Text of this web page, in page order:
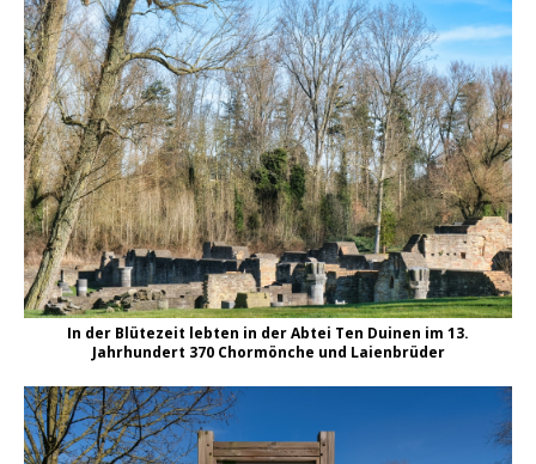
In der Blütezeit lebten in der Abtei Ten Duinen im 13.
Jahrhundert 370 Chormönche und Laienbrüder